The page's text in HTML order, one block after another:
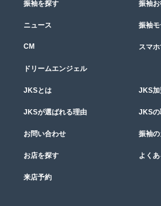
振袖を探す 振袖
ニュース 振袖
CM スマ
ドリームエンジェル
JKSとは JKS加
JKSが選ばれる理由 JKSの
お問い合わせ 振袖
お店を探す よく
来店予約